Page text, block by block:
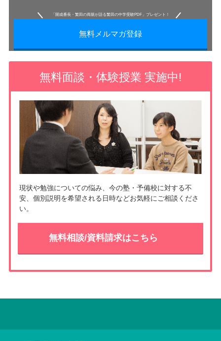
「開成番長・繁田の両親が語る繁田の中学受験PDF」プレゼント！
無料メルマガ登録
無料面談・体験授業 実施中!
現状や勉強についての悩み、今の塾・予備校に対する不
安、個別説明を希望される日時などお気軽にご相談くださ
い。
無料相談/資料請求はこちら